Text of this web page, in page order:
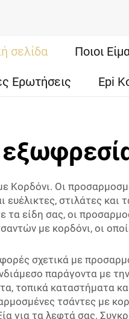
σελίδα Ποιοι
Ερωτήσεις Epi
Οι
ευέλικτες, στιλάτες
τα είδη σας, οι
με κορδόνι, οι
σχετικά με
παράγοντα με
τοπικά καταστήματα
τσάντες με
για τα λεφτά σας.